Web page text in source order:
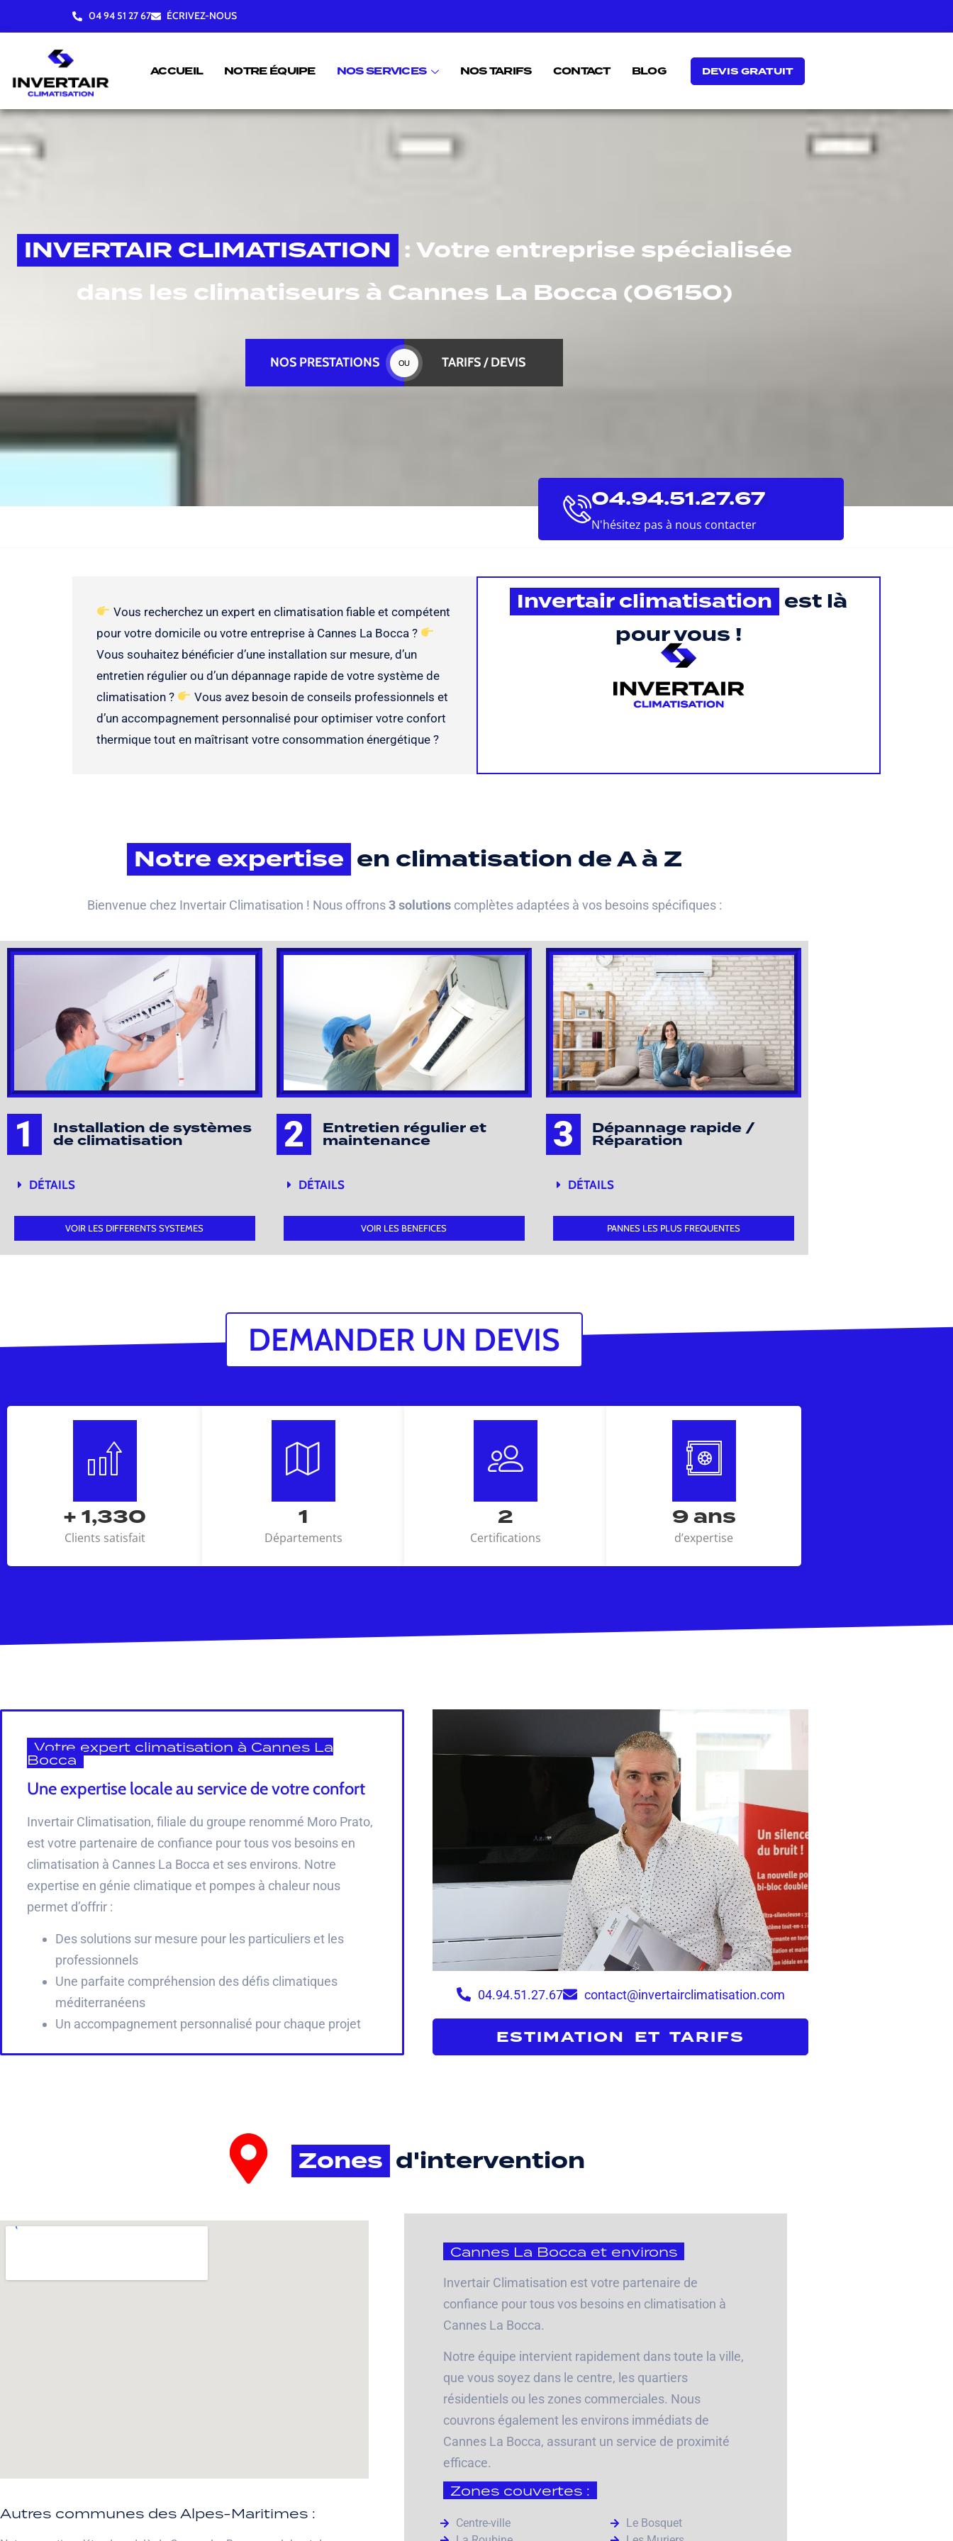
04 94 51 27 67 ÉCRIVEZ-NOUS
ACCUEIL NOTRE ÉQUIPE NOS SERVICES NOS TARIFS CONTACT BLOG DEVIS GRATUIT
INVERTAIR CLIMATISATION : Votre entreprise spécialisée
dans les climatiseurs à Cannes La Bocca (06150)
NOS PRESTATIONS OU TARIFS / DEVIS
04.94.51.27.67
N'hésitez pas à nous contacter
Vous recherchez un expert en climatisation fiable et compétent
pour votre domicile ou votre entreprise à Cannes La Bocca ?
Vous souhaitez bénéficier d’une installation sur mesure, d’un
entretien régulier ou d’un dépannage rapide de votre système de
climatisation ?
Vous avez besoin de conseils professionnels et
d’un accompagnement personnalisé pour optimiser votre confort
thermique tout en maîtrisant votre consommation énergétique ?
Invertair climatisation est là
pour vous !
Notre expertise en climatisation de A à Z
Bienvenue chez Invertair Climatisation ! Nous offrons3 solutionscomplètes adaptées à vos besoins spécifiques :
1 Installation de systèmes
de climatisation
DÉTAILS
VOIR LES DIFFERENTS SYSTEMES
2 Entretien régulier et
maintenance
DÉTAILS
VOIR LES BENEFICES
3 Dépannage rapide /
Réparation
DÉTAILS
PANNES LES PLUS FREQUENTES
DEMANDER UN DEVIS
+1,876
Clients satisfait
2
Départements
3
Certifications
14ans
d’expertise
Votre expert climatisation à Cannes La
Bocca
Une expertise locale au service de votre confort
Invertair Climatisation, filiale du groupe renommé Moro Prato,
est votre partenaire de confiance pour tous vos besoins en
climatisation à Cannes La Bocca et ses environs. Notre
expertise en génie climatique et pompes à chaleur nous
permet d’offrir :
Des solutions sur mesure pour les particuliers et les
professionnels
Une parfaite compréhension des défis climatiques
méditerranéens
Un accompagnement personnalisé pour chaque projet
04.94.51.27.67 contact@invertairclimatisation.com
ESTIMATION ET TARIFS
Zones d'intervention
Autres communes des Alpes-Maritimes :
Cannes La Bocca et environs
Invertair Climatisation est votre partenaire de
confiance pour tous vos besoins en climatisation à
Cannes La Bocca.
Notre équipe intervient rapidement dans toute la ville,
que vous soyez dans le centre, les quartiers
résidentiels ou les zones commerciales. Nous
couvrons également les environs immédiats de
Cannes La Bocca, assurant un service de proximité
efficace.
Zones couvertes :
Centre-ville
Le Bosquet